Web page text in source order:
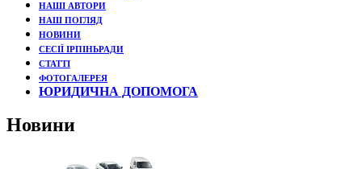
НАШІ АВТОРИ
НАШ ПОГЛЯД
НОВИНИ
СЕСІЇ ІРПІНЬРАДИ
СТАТТІ
ФОТОГАЛЕРЕЯ
ЮРИДИЧНА ДОПОМОГА
Новини